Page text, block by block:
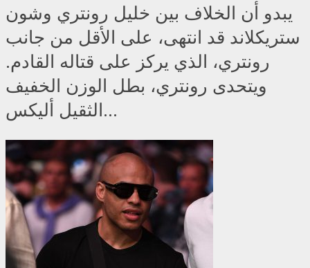
يبدو أن الخلاف بين خليل رونتري وشون
ستريكلاند قد انتهى، على الأقل من جانب
رونتري، الذي يركز على قتاله القادم.
ويتحدى رونتري، بطل الوزن الخفيف
الثقيل أليكس...